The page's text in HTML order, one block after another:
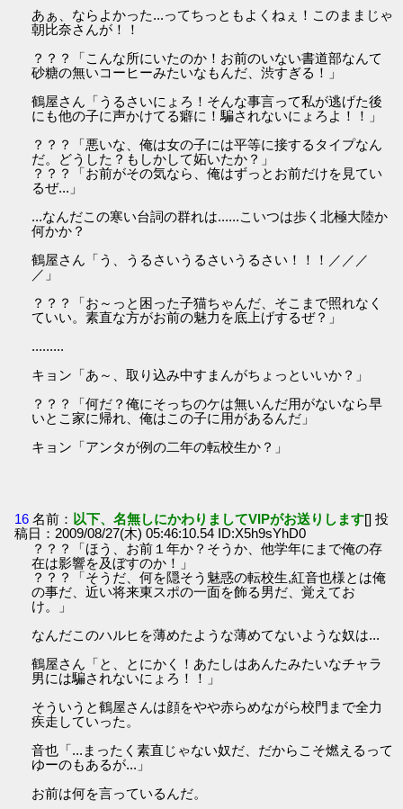
あぁ、ならよかった...ってちっともよくねぇ！このままじゃ
朝比奈さんが！！
？？？「こんな所にいたのか！お前のいない書道部なんて
砂糖の無いコーヒーみたいなもんだ、渋すぎる！」
鶴屋さん「うるさいにょろ！そんな事言って私が逃げた後
にも他の子に声かけてる癖に！騙されないにょろよ！！」
？？？「悪いな、俺は女の子には平等に接するタイプなん
だ。どうした？もしかして妬いたか？」
？？？「お前がその気なら、俺はずっとお前だけを見てい
るぜ...」
...なんだこの寒い台詞の群れは......こいつは歩く北極大陸か
何かか？
鶴屋さん「う、うるさいうるさいうるさい！！！／／／
／」
？？？「お～っと困った子猫ちゃんだ、そこまで照れなく
ていい。素直な方がお前の魅力を底上げするぜ？」
.........
キョン「あ～、取り込み中すまんがちょっといいか？」
？？？「何だ？俺にそっちのケは無いんだ用がないなら早
いとこ家に帰れ、俺はこの子に用があるんだ」
キョン「アンタが例の二年の転校生か？」
16 名前： 以下、名無しにかわりましてVIPがお送りします[] 投
稿日：2009/08/27(木) 05:46:10.54 ID:X5h9sYhD0
？？？「ほう、お前１年か？そうか、他学年にまで俺の存
在は影響を及ぼすのか！」
？？？「そうだ、何を隠そう魅惑の転校生,紅音也様とは俺
の事だ、近い将来東スポの一面を飾る男だ、覚えてお
け。」
なんだこのハルヒを薄めたような薄めてないような奴は...
鶴屋さん「と、とにかく！あたしはあんたみたいなチャラ
男には騙されないにょろ！！」
そういうと鶴屋さんは顔をやや赤らめながら校門まで全力
疾走していった。
音也「...まったく素直じゃない奴だ、だからこそ燃えるって
ゆーのもあるが...」
お前は何を言っているんだ。